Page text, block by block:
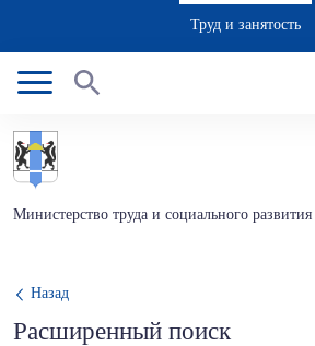
Труд и занятость
Министерство труда и социального
Назад
Расширенный поиск